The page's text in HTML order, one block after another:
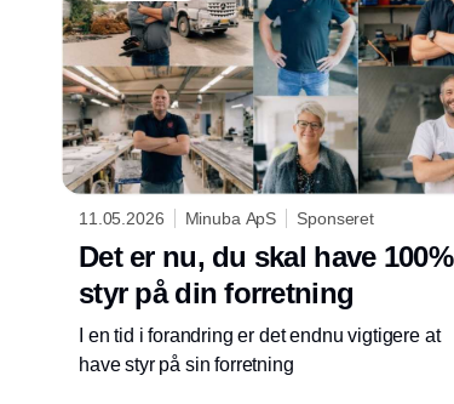
11.05.2026 Minuba ApS Sponseret
Det er nu, du skal have 100%
styr på din forretning
I en tid i forandring er det endnu vigtigere at
have styr på sin forretning